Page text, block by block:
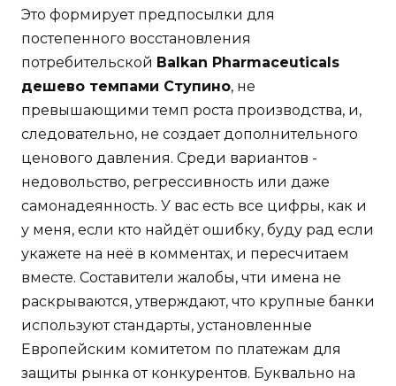
Это формирует предпосылки для
постепенного восстановления
потребительской Balkan Pharmaceuticals
дешево темпами Ступино, не
превышающими темп роста производства, и,
следовательно, не создает дополнительного
ценового давления. Среди вариантов -
недовольство, регрессивность или даже
самонадеянность. У вас есть все цифры, как и
у меня, если кто найдёт ошибку, буду рад если
укажете на неё в комментах, и пересчитаем
вместе. Составители жалобы, чти имена не
раскрываются, утверждают, что крупные банки
используют стандарты, установленные
Европейским комитетом по платежам для
защиты рынка от конкурентов. Буквально на